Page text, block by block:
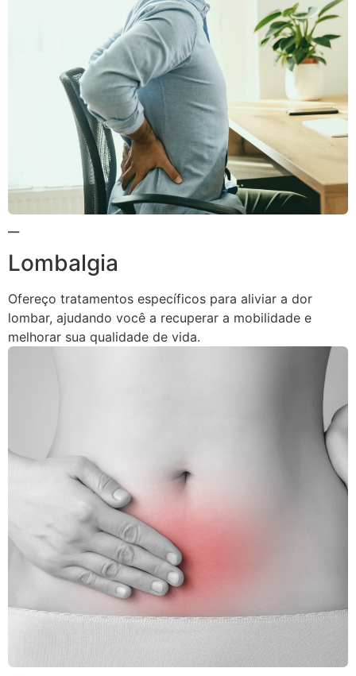
Lombalgia
Ofereço tratamentos específicos para aliviar a dor
lombar, ajudando você a recuperar a mobilidade e
melhorar sua qualidade de vida.